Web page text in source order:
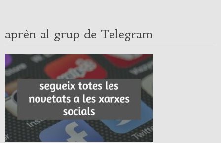
aprèn al grup de Telegram